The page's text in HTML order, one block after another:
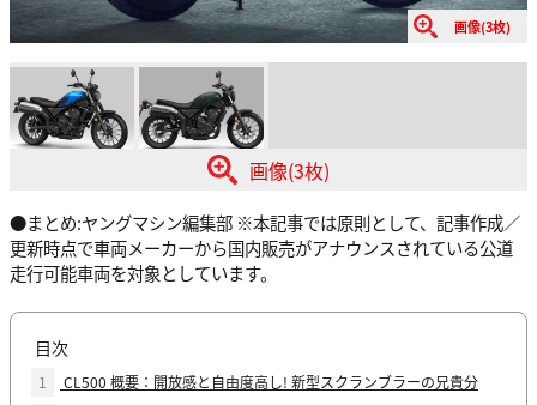
画像(3枚)
画像(3枚)
●まとめ:ヤングマシン編集部 ※本記事では原則として、記事作成／
更新時点で車両メーカーから国内販売がアナウンスされている公道
走行可能車両を対象としています。
目次
1
CL500 概要：開放感と自由度高し! 新型スクランブラーの兄貴分